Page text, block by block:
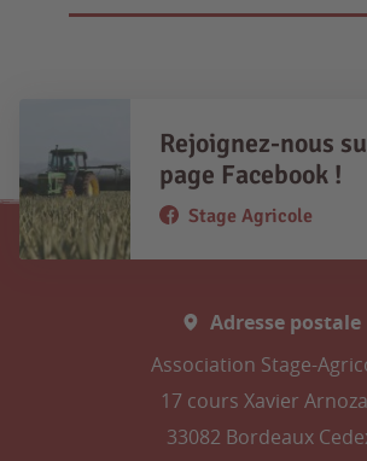
Rejoignez-nous
page Facebook !
Stage Agricole
Adresse postale
Association Stage-
17 cours Xavier
33082 Bordeaux